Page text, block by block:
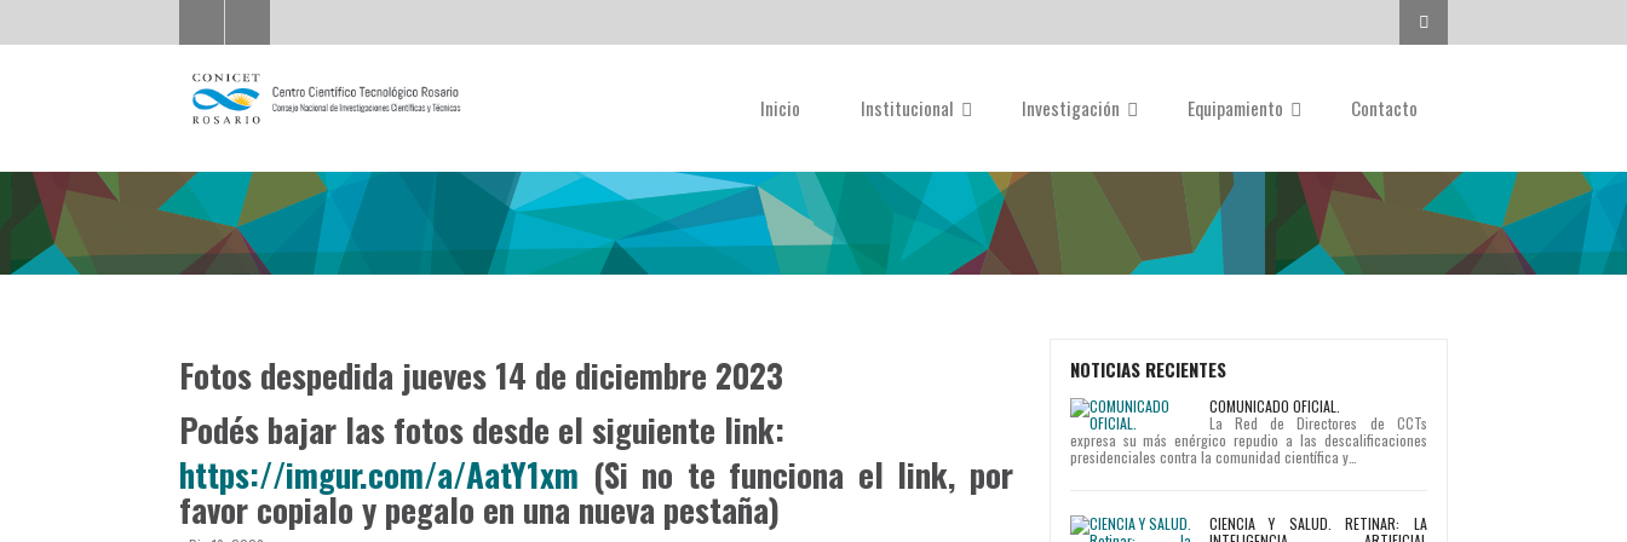
Inicio Institucional Investigación Equipamiento Contacto
Fotos despedida jueves 14 de diciembre 2023
Podés bajar las fotos desde el siguiente link:
https://imgur.com/a/AatY1xm (Si no te funciona el link, por
favor copialo y pegalo en una nueva pestaña)
NOTICIAS RECIENTES
COMUNICADO OFICIAL.
La Red de Directores de CCTs
expresa su más enérgico repudio a las descalificaciones
presidenciales contra la comunidad científica y…
CIENCIA Y SALUD. RETINAR: LA